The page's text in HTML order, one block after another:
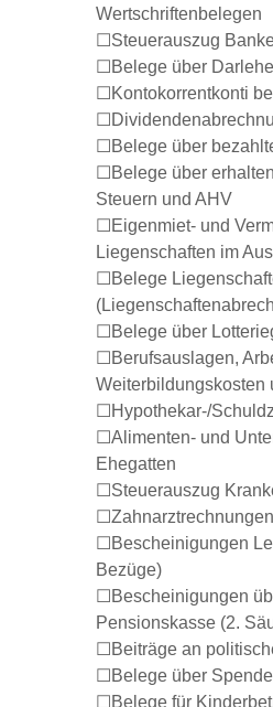
Wertschriftenbelegen
Steuerauszug
Belege über
Kontokorrentkonti
Belege über
Belege über
Steuern und AHV
Eigenmiet- und
Liegenschaften im
Belege
Belege über
Berufsauslagen,
Weiterbildungskosten
Hypothekar-/
Alimenten- und
Ehegatten
Steuerauszug
Bescheinigungen
Bezüge)
Bescheinigungen
Pensionskasse (2.
Beiträge an
Belege über
Belege für